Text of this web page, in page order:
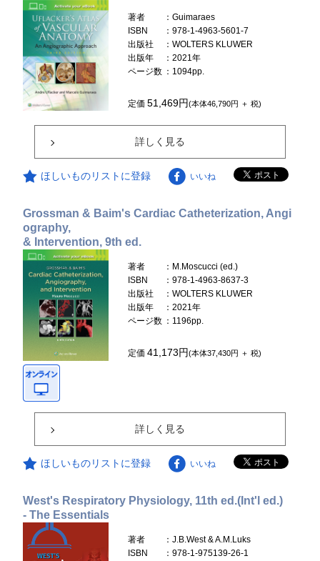
著者
：Guimaraes
ISBN
：978-1-4963-5601-7
出版社
：WOLTERS KLUWER
出版年
：2021年
ページ数 ：1094pp.
定価51,469円(本体46,790円 ＋ 税)
詳しく見る
ほしいものリストに登録 いいね
Grossman & Baim's Cardiac Catheterization, Angi
ography,
& Intervention, 9th ed.
著者
：M.Moscucci (ed.)
ISBN
：978-1-4963-8637-3
出版社
：WOLTERS KLUWER
出版年
：2021年
ページ数 ：1196pp.
定価41,173円(本体37,430円 ＋ 税)
詳しく見る
ほしいものリストに登録 いいね
West's Respiratory Physiology, 11th ed.(Int'l ed.)
- The Essentials
著者
：J.B.West & A.M.Luks
ISBN
：978-1-975139-26-1